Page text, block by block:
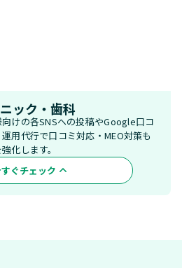
ック・歯科
けの各SNSへの投稿やGoogle口コ
用代行で口コミ対応・MEO対策も
化します。
ぐチェック